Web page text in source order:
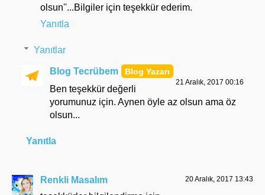
olsun''...Bilgiler için teşekkür ederim.
Yanıtla
Yanıtlar
Blog Tecrübem
21 Aralık, 2017 00:16
Ben teşekkür değerli
yorumunuz için. Aynen öyle az olsun ama öz
olsun...
Yanıtla
Renkli Masalım 20 Aralık, 2017 13:43